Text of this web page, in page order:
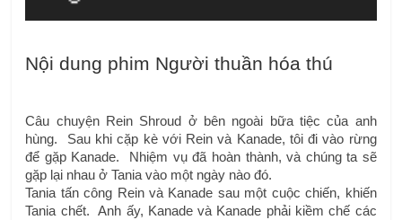
Nội dung phim Người thuần hóa thú
Câu chuyện Rein Shroud ở bên ngoài bữa tiệc của anh
hùng.  Sau khi cặp kè với Rein và Kanade, tôi đi vào rừng
để gặp Kanade.  Nhiệm vụ đã hoàn thành, và chúng ta sẽ
gặp lại nhau ở Tania vào một ngày nào đó.
Tania tấn công Rein và Kanade sau một cuộc chiến, khiến
Tania chết.  Anh ấy, Kanade và Kanade phải kiềm chế các